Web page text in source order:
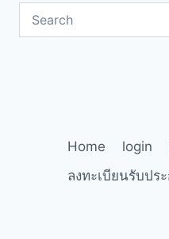
Home login
ลงทะเบียนรับปร